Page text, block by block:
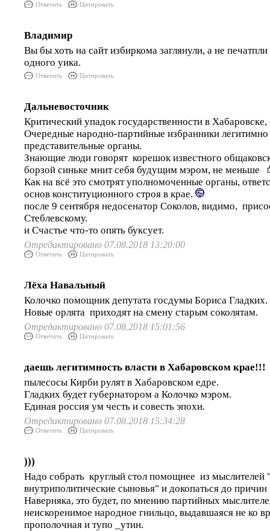
Ответить Цитировать
Владимир
Вы бы хоть на сайт избиркома заглянули, а не
одного уика.
Ответить Цитировать
Дальневосточник
Критический упадок государственности в Хабаровске,
Очередные народно-партийные избранники
представительные органы.
Знающие люди говорят корешок известного
борзой синьке мнит себя будущим мэром, не меньше
Как на всё это смотрят уполномоченные органы,
основ конституционного строя в крае.
после 9 сентября недосенатор Соколов, видимо,
Стеблевскому.
и Счастье что-то опять буксует.
Отредактировано 07.08.2018 13:20:00
Ответить Цитировать
Лёха Навальный
Колочко помощник депутата госдумы Бориса Гладких.
Новые орлята приходят на смену старым соколятам.
Отредактировано 07.08.2018 15:01:56
Ответить Цитировать
даешь легитимность власти в Хабаровском крае!!!
пылесосы Кирби рулят в Хабаровском едре.
Гладких будет губернатором а Колочко мэром.
Единая россия ум честь и совесть эпохи.
Отредактировано 07.08.2018 15:34:28
Ответить Цитировать
)))
Надо собрать круглый стол помощнее из мыслителей
внутриполитические сыновья" и докопаться до причин
Наверняка, это будет, по мнению партийных
неискоренимое народное гнильцо, выдавшаяся не ко
прополочная и тупо _утин.